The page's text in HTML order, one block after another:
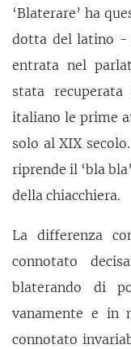
‘Blaterare’ ha
dotta del latino -
entrata nel
stata
italiano le prime
solo al XIX
riprende il ‘bla
della chiacchiera.
La differenza
connotato
blaterando di
vanamente e in
connotato